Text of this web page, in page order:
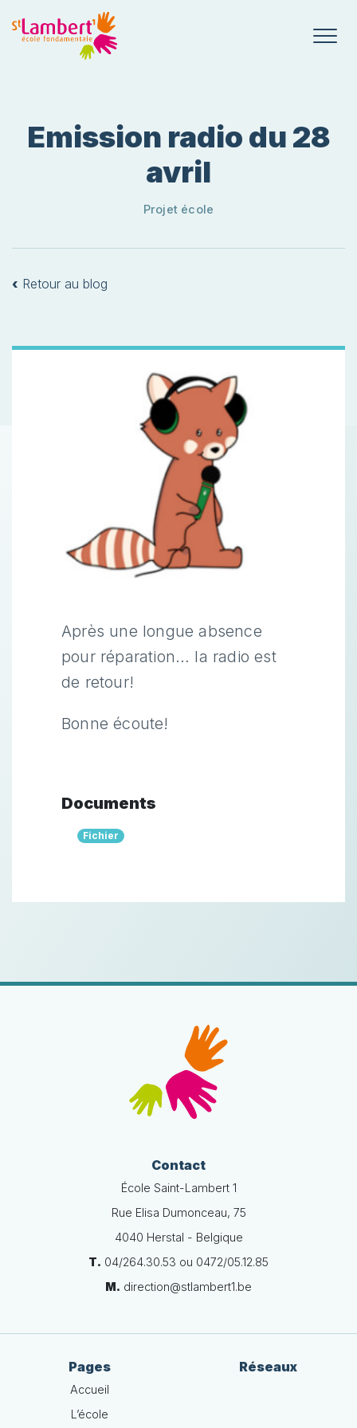
Emission radio du 28
avril
Projet école
‹ Retour au blog
Après une longue absence
pour réparation… la radio est
de retour!
Bonne écoute!
Documents
Fichier
Contact
École Saint-Lambert 1
Rue Elisa Dumonceau, 75
4040 Herstal - Belgique
T. 04/264.30.53 ou 0472/05.12.85
M. direction@stlambert1.be
Pages
Accueil
L’école
Réseaux